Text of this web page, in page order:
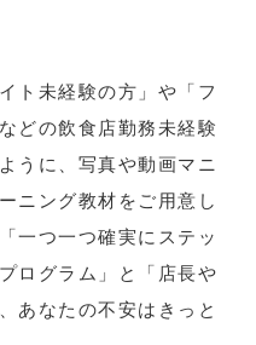
ト未経験の方」や「フ
どの飲食店勤務未経験
うに、写真や動画マニ
ニング教材をご用意し
一つ一つ確実にステッ
ログラム」と「店長や
あなたの不安はきっと